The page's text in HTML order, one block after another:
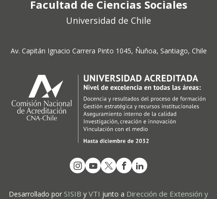
Facultad de Ciencias Sociales
Universidad de Chile
Av. Capitán Ignacio Carrera Pinto 1045, Ñuñoa, Santiago, Chile
Desarrollado por SISIB y VTI junto a Dirección de Extensión y